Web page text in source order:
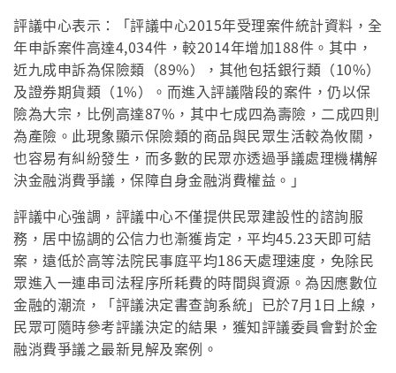
評議中心表示：「評議中心2015年受理案件統計資料，全
年申訴案件高達4,034件，較2014年增加188件。其中，
近九成申訴為保險類（89%），其他包括銀行類（10%）
及證券期貨類（1%）。而進入評議階段的案件，仍以保
險為大宗，比例高達87%，其中七成四為壽險，二成四則
為產險。此現象顯示保險類的商品與民眾生活較為攸關，
也容易有糾紛發生，而多數的民眾亦透過爭議處理機構解
決金融消費爭議，保障自身金融消費權益。」
評議中心強調，評議中心不僅提供民眾建設性的諮詢服
務，居中協調的公信力也漸獲肯定，平均45.23天即可結
案，遠低於高等法院民事庭平均186天處理速度，免除民
眾進入一連串司法程序所耗費的時間與資源。為因應數位
金融的潮流，「評議決定書查詢系統」已於7月1日上線，
民眾可隨時參考評議決定的結果，獲知評議委員會對於金
融消費爭議之最新見解及案例。